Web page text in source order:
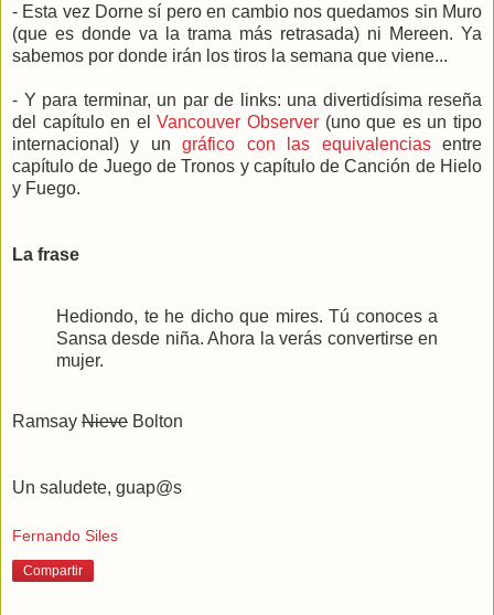
- Esta vez Dorne sí pero en cambio nos quedamos sin Muro
(que es donde va la trama más retrasada) ni Mereen. Ya
sabemos por donde irán los tiros la semana que viene...
- Y para terminar, un par de links: una divertidísima reseña
del capítulo en elVancouver Observer (uno que es un tipo
internacional) y ungráfico con las equivalenciasentre
capítulo de Juego de Tronos y capítulo de Canción de Hielo
y Fuego.
La frase
Hediondo, te he dicho que mires. Tú conoces a
Sansa desde niña. Ahora la verás convertirse en
mujer.
Ramsay Nieve Bolton
Un saludete, guap@s
Fernando Siles
Compartir